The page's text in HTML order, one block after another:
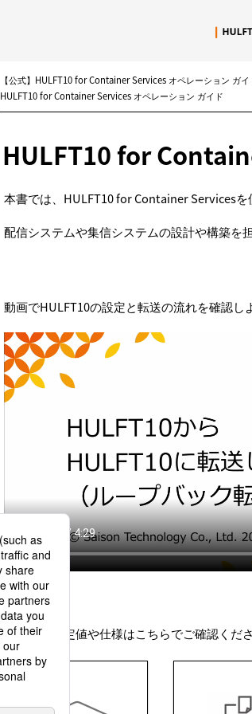
【公式】HULFT10 for Container Services オペレーション ガ
HULFT10 for Container Services オペレーション ガイド
HULFT10 for
本書では、HULFT10 for Container Services
配信システムや集信システムの設計や構築を
動画でHULFT10の設定と転送の流れを確認し
具体的な設定値や仕様はこちらでご確認くださ